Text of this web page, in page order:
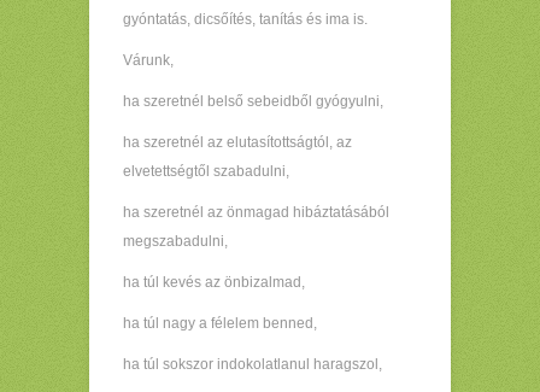
gyóntatás, dicsőítés, tanítás és ima is.
Várunk,
ha szeretnél belső sebeidből gyógyulni,
ha szeretnél az elutasítottságtól, az
elvetettségtől szabadulni,
ha szeretnél az önmagad hibáztatásából
megszabadulni,
ha túl kevés az önbizalmad,
ha túl nagy a félelem benned,
ha túl sokszor indokolatlanul haragszol,